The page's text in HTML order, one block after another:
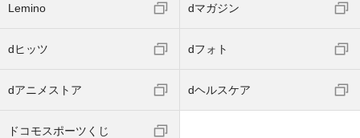
Lemino dマガジン
dヒッツ dフォト
dアニメストア dヘルスケア
ドコモスポーツくじ